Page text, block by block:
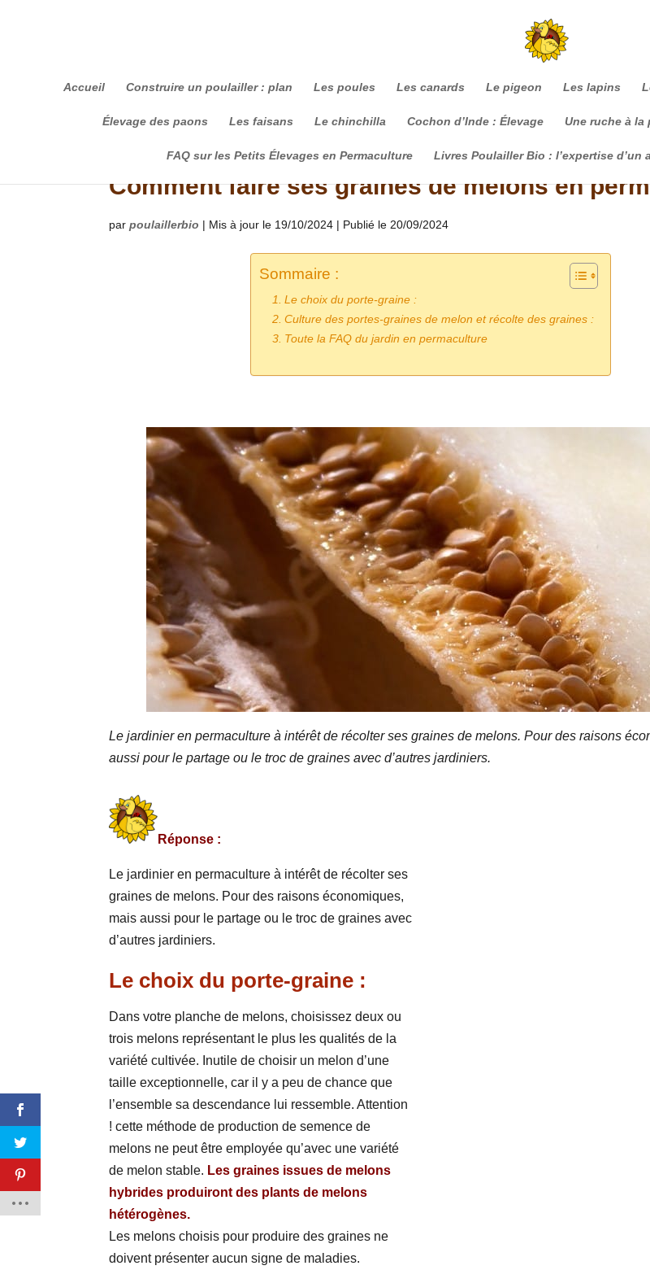
Accueil Construire un poulailler : plan Les poules Les canards Le pigeon Les lapins
Élevage des paons Les faisans Le chinchilla Cochon d’Inde : Élevage Une ruche à la
FAQ sur les Petits Élevages en Permaculture Livres Poulailler Bio : l’expertise d’un
Comment faire ses graines de melons en
parpoulaillerbio | Mis à jour le 19/10/2024 | Publié le 20/09/2024
Sommaire :
Le choix du porte-graine :
Culture des portes-graines de melon et récolte des graines :
Toute la FAQ du jardin en permaculture
Le jardinier en permaculture à intérêt de récolter ses graines de melons. Pour des raisons
aussi pour le partage ou le troc de graines avec d’autres jardiniers.
Réponse :
Le jardinier en permaculture à intérêt de récolter ses
graines de melons. Pour des raisons économiques,
mais aussi pour le partage ou le troc de graines avec
d’autres jardiniers.
Le choix du porte-graine :
Dans votre planche de melons, choisissez deux ou
trois melons représentant le plus les qualités de la
variété cultivée. Inutile de choisir un melon d’une
taille exceptionnelle, car il y a peu de chance que
l’ensemble sa descendance lui ressemble. Attention
! cette méthode de production de semence de
melons ne peut être employée qu’avec une variété
de melon stable. Les graines issues de melons
hybrides produiront des plants de melons
hétérogènes.
Les melons choisis pour produire des graines ne
doivent présenter aucun signe de maladies.